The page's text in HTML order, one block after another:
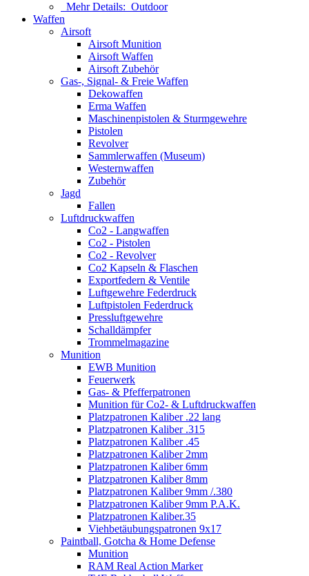
Mehr Details: Outdoor
Waffen
Airsoft
Airsoft Munition
Airsoft Waffen
Airsoft Zubehör
Gas-, Signal- & Freie Waffen
Dekowaffen
Erma Waffen
Maschinenpistolen & Sturmgewehre
Pistolen
Revolver
Sammlerwaffen (Museum)
Westernwaffen
Zubehör
Jagd
Fallen
Luftdruckwaffen
Co2 - Langwaffen
Co2 - Pistolen
Co2 - Revolver
Co2 Kapseln & Flaschen
Exportfedern & Ventile
Luftgewehre Federdruck
Luftpistolen Federdruck
Pressluftgewehre
Schalldämpfer
Trommelmagazine
Munition
EWB Munition
Feuerwerk
Gas- & Pfefferpatronen
Munition für Co2- & Luftdruckwaffen
Platzpatronen Kaliber .22 lang
Platzpatronen Kaliber .315
Platzpatronen Kaliber .45
Platzpatronen Kaliber 2mm
Platzpatronen Kaliber 6mm
Platzpatronen Kaliber 8mm
Platzpatronen Kaliber 9mm /.380
Platzpatronen Kaliber 9mm P.A.K.
Platzpatronen Kaliber.35
Viehbetäubungspatronen 9x17
Paintball, Gotcha & Home Defense
Munition
RAM Real Action Marker